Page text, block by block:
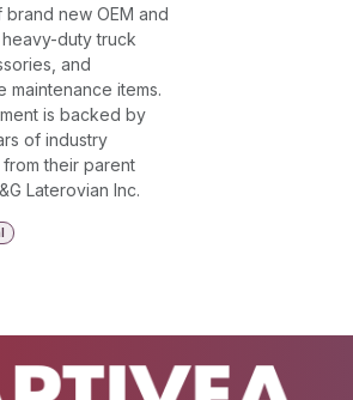
new OEM and
duty truck
and
maintenance items.
is backed by
of industry
their parent
Laterovian Inc.